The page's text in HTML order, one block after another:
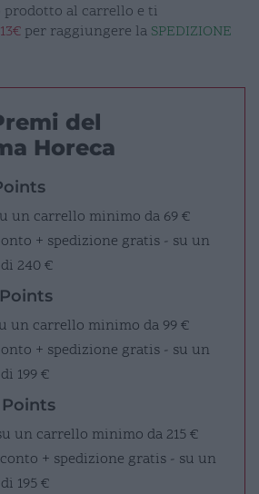
al carrello e ti
per raggiungere la SPEDIZIONE
del
Horeca
un carrello minimo da 69 €
+ spedizione gratis - su un
240 €
un carrello minimo da 99 €
+ spedizione gratis - su un
199 €
un carrello minimo da 215 €
+ spedizione gratis - su un
195 €